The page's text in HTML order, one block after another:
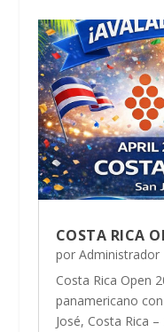
COSTA RICA
por Administrador
Costa Rica Open
panamericano
José, Costa Rica